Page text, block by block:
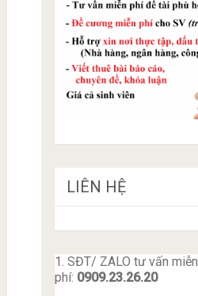
LIÊN HỆ
1. SĐT/ ZALO tư vấn miễn
phí: 0909.23.26.20